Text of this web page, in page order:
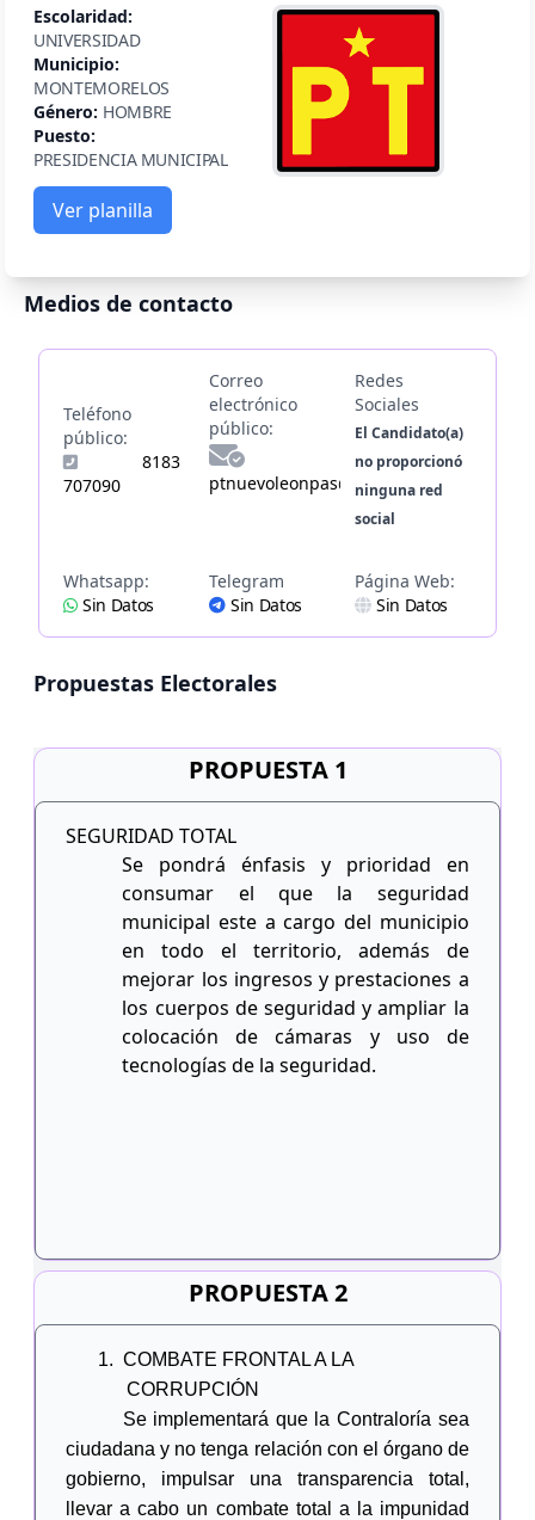
Escolaridad:
UNIVERSIDAD
Municipio:
MONTEMORELOS
Género: HOMBRE
Puesto:
PRESIDENCIA MUNICIPAL
Ver planilla
Medios de contacto
Teléfono
público:
8183
707090
Correo
electrónico
público:
ptnuevoleonpas@gmail.com
Redes
Sociales
El Candidato(a)
no proporcionó
ninguna red
social
Whatsapp:
Sin Datos
Telegram
Sin Datos
Página Web:
Sin Datos
Propuestas Electorales
PROPUESTA 1
SEGURIDAD TOTAL
Se pondrá énfasis y prioridad en
consumar el que la seguridad
municipal este a cargo del municipio
en todo el territorio, además de
mejorar los ingresos y prestaciones a
los cuerpos de seguridad y ampliar la
colocación de cámaras y uso de
tecnologías de la seguridad.
PROPUESTA 2
1. COMBATE FRONTAL A LA
CORRUPCIÓN
Se implementará que la Contraloría sea
ciudadana y no tenga relación con el órgano de
gobierno, impulsar una transparencia total,
llevar a cabo un combate total a la impunidad